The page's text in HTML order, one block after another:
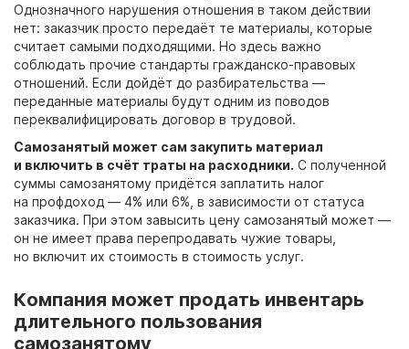
Однозначного нарушения отношения в таком действии
нет: заказчик просто передаёт те материалы, которые
считает самыми подходящими. Но здесь важно
соблюдать прочие стандарты гражданско-правовых
отношений. Если дойдёт до разбирательства —
переданные материалы будут одним из поводов
переквалифицировать договор в трудовой.
Самозанятый может сам закупить материал
и включить в счёт траты на расходники. С полученной
суммы самозанятому придётся заплатить налог
на профдоход — 4% или 6%, в зависимости от статуса
заказчика. При этом завысить цену самозанятый может —
он не имеет права перепродавать чужие товары,
но включит их стоимость в стоимость услуг.
Компания может продать инвентарь
длительного пользования
самозанятому